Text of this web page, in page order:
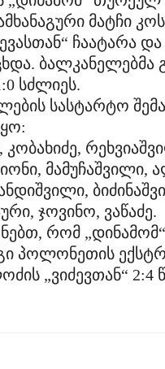
მატჩი
ჩაატარა და
ბალკანელებმა
სძლიეს.
სასტარტო
კობახიძე,
მამუჩაშვილი,
ჯოვინო, ვაწაძე.
რომ
პოლონეთის
„ვიძევთან“ 2:4